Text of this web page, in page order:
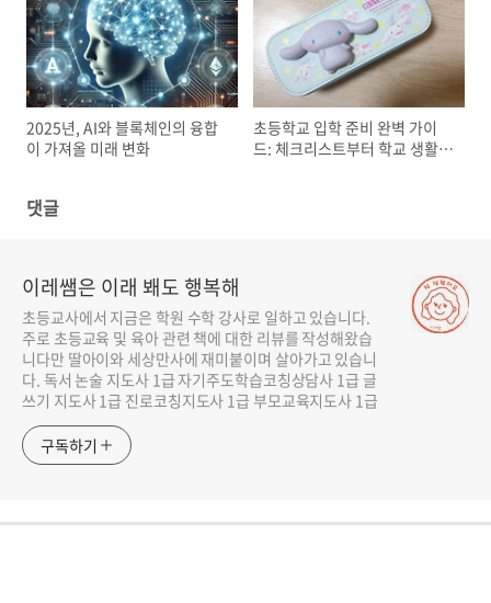
2025년, AI와 블록체인의 융합
이 가져올 미래 변화
초등학교 입학 준비 완벽 가이
드: 체크리스트부터 학교 생활
댓글
이레쌤은 이래 봬도 행복해
초등교사에서 지금은 학원 수학 강사로 일하고 있습니다.
주로 초등교육 및 육아 관련 책에 대한 리뷰를 작성해왔습
니다만 딸아이와 세상만사에 재미붙이며 살아가고 있습니
다. 독서 논술 지도사 1급 자기주도학습코칭상담사 1급 글
쓰기 지도사 1급 진로코칭지도사 1급 부모교육지도사 1급
구독하기